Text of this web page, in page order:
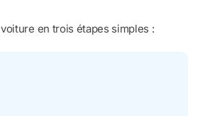
en trois étapes simples :